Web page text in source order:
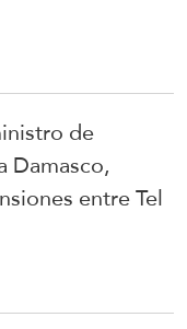
de
Damasco,
entre Tel